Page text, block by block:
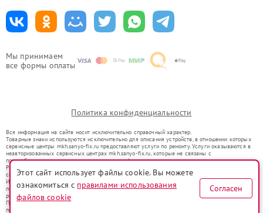
Мы принимаем
все формы оплаты
Политика конфиденциальности
Вся информация на сайте носит исключительно справочный характер.
Товарные знаки используются исключительно для описания устройств, в отношении которых
сервисные центры mkh.sanyo-fix.ru предоставляют услуги по ремонту. Услуги оказываются в
неавторизованных сервисных центрах mkh.sanyo-fix.ru, которые не связаны с
правообладателями товарных знаков или их официальными представителями.
Ремонт осуществляется для устройств, уже введенных в гражданский оборот в соответствии
со статьей 1487 ГК РФ.
Использование товарных знаков не преследует цели индивидуализации услуг или введения
потребителей в заблуждение, а служит для информирования о предоставляемых услугах по
ремонту техники указанных брендов.
Представленная на сайте информация не является публичной офертой, определяемой
положениями Статьи 437(2) Гражданского кодекса РФ
Этот сайт использует файлы cookie. Вы можете
ознакомиться с правилами использования
файлов cookie
Согласен